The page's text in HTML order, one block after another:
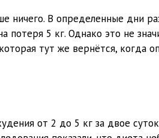
ничего. В определенные дни
5 кг. Однако это не
тут же вернётся, когда
от 2 до 5 кг за двое